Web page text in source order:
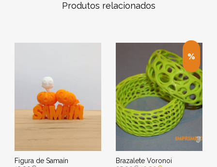
Produtos relacionados
Figura de Samaín
Brazalete Voronoi